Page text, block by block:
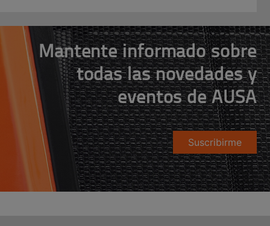
Mantente informado sobre
todas las novedades y
eventos de AUSA
Suscribirme